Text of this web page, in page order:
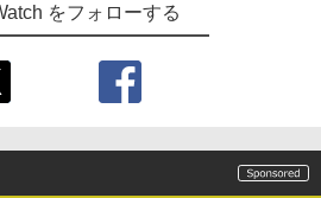
をフォローする